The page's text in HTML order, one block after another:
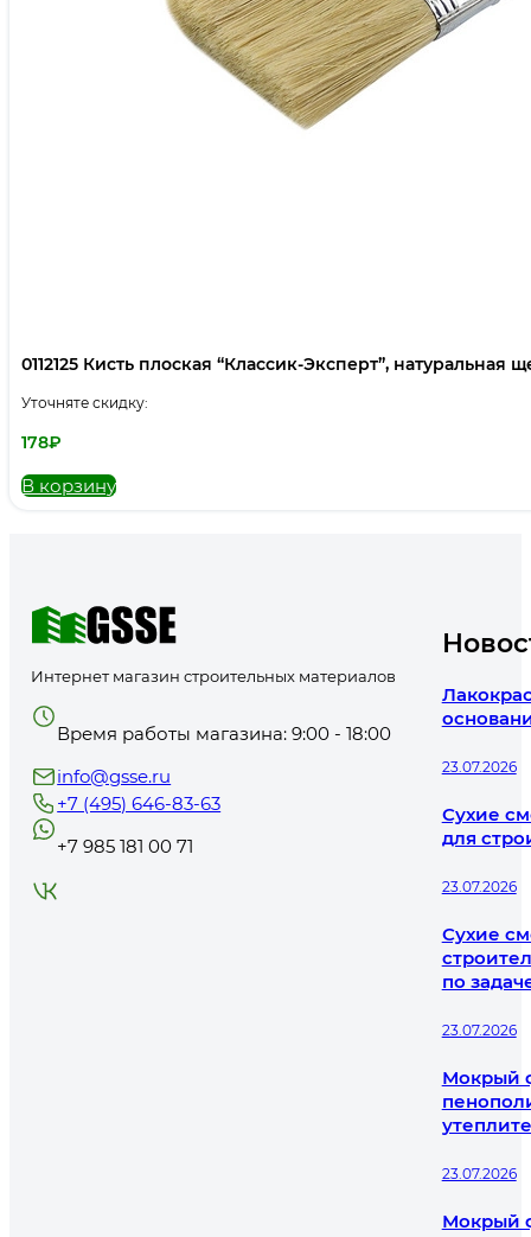
0112125 Кисть плоская “Классик-Эксперт”, натуральная
Уточняте скидку:
178₽
В корзину
Интернет магазин строительных материалов
Время работы магазина: 9:00 - 18:00
info@gsse.ru
+7 (495) 646-83-63
+7 985 181 00 71
23.07.2026
Сухие
для
23.07.2026
Сухие
по
23.07.2026
Мокрый
23.07.2026
Мокрый